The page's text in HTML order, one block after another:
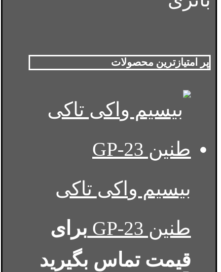
پر امتیازترین محصولات
بیسیم واکی تاکی
طنین GP-23
برای
قیمت تماس بگیرید